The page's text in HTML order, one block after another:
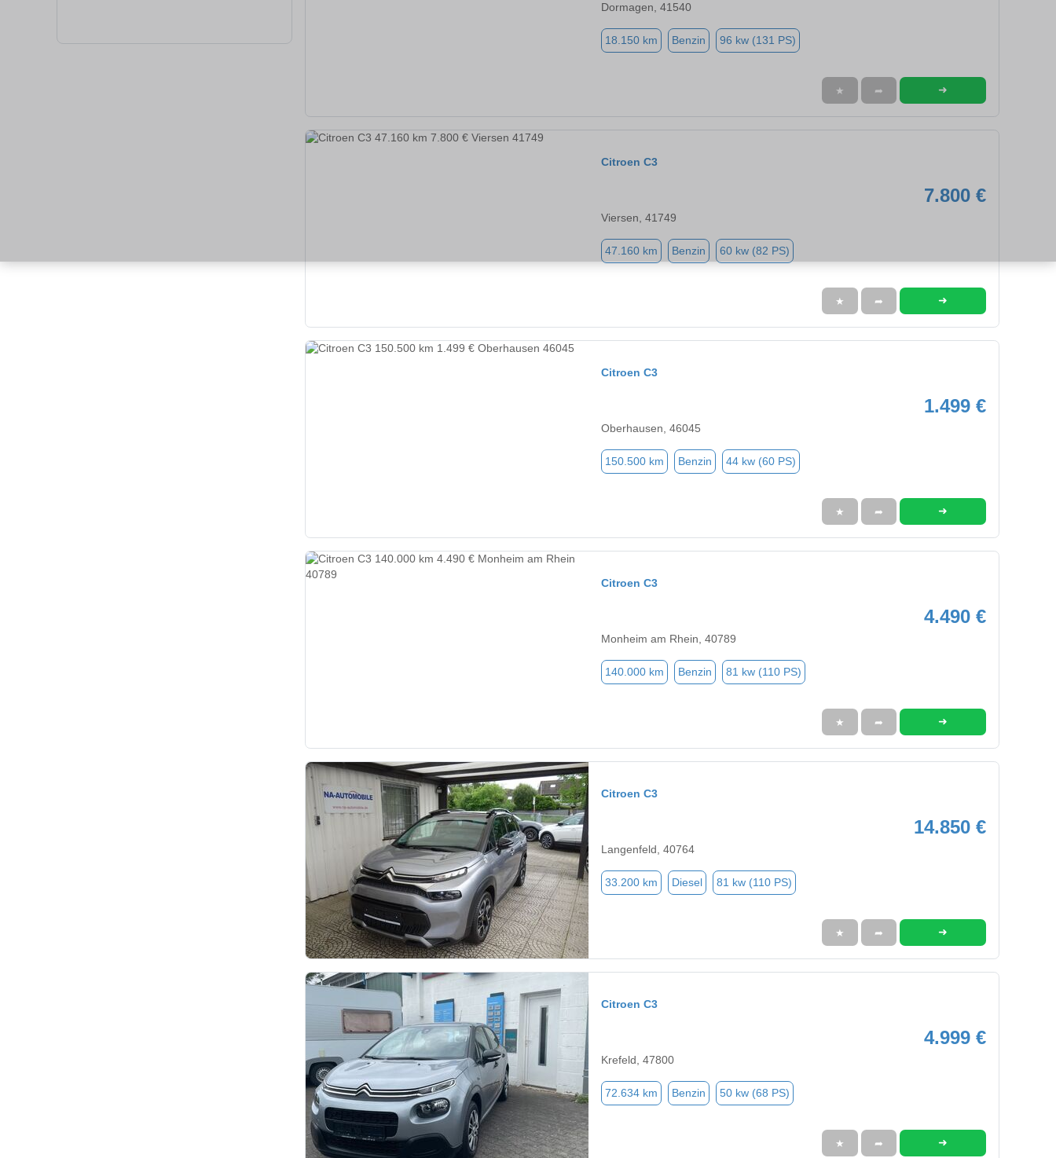
Dormagen, 41540
18.150 km Benzin 96 kw (131 PS)
★ ➦ ➜
Citroen C3
7.800 €
Viersen, 41749
47.160 km Benzin 60 kw (82 PS)
★ ➦ ➜
Citroen C3
1.499 €
Oberhausen, 46045
150.500 km Benzin 44 kw (60 PS)
★ ➦ ➜
Citroen C3
4.490 €
Monheim am Rhein, 40789
140.000 km Benzin 81 kw (110 PS)
★ ➦ ➜
Citroen C3
14.850 €
Langenfeld, 40764
33.200 km Diesel 81 kw (110 PS)
★ ➦ ➜
Citroen C3
4.999 €
Krefeld, 47800
72.634 km Benzin 50 kw (68 PS)
★ ➦ ➜